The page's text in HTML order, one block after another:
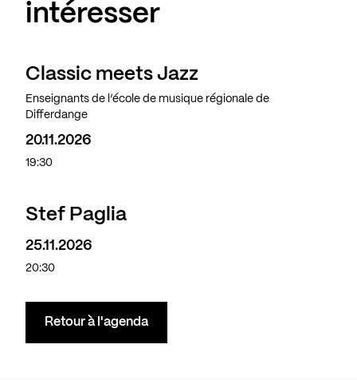
intéresser
Classic meets Jazz
Enseignants de l’école de musique régionale de
Differdange
20.11.2026
19:30
Stef Paglia
25.11.2026
20:30
Retour à l'agenda